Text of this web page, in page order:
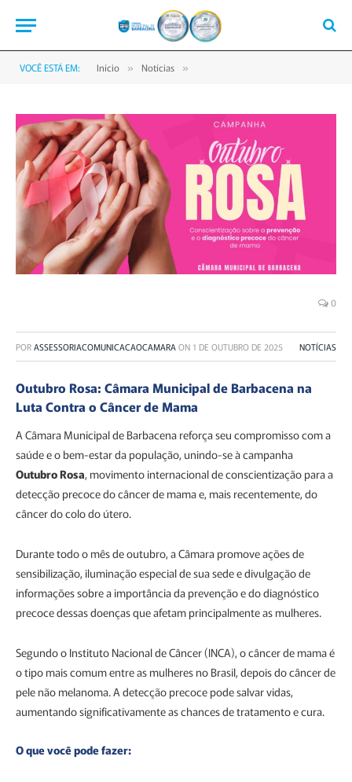
VOCÊ ESTÁ EM: Início » Notícias »
0
PORASSESSORIACOMUNICACAOCAMARAON 1 DE OUTUBRO DE 2025 NOTÍCIAS
Outubro Rosa: Câmara Municipal de Barbacena na
Luta Contra o Câncer de Mama
A Câmara Municipal de Barbacena reforça seu compromisso com a
saúde e o bem-estar da população, unindo-se à campanha
Outubro Rosa, movimento internacional de conscientização para a
detecção precoce do câncer de mama e, mais recentemente, do
câncer do colo do útero.
Durante todo o mês de outubro, a Câmara promove ações de
sensibilização, iluminação especial de sua sede e divulgação de
informações sobre a importância da prevenção e do diagnóstico
precoce dessas doenças que afetam principalmente as mulheres.
Segundo o Instituto Nacional de Câncer (INCA), o câncer de mama é
o tipo mais comum entre as mulheres no Brasil, depois do câncer de
pele não melanoma. A detecção precoce pode salvar vidas,
aumentando significativamente as chances de tratamento e cura.
O que você pode fazer: